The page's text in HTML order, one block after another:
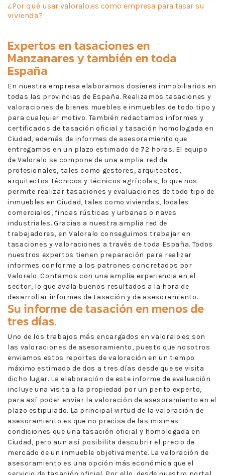
¿Por qué usar valoralo.es como empresa para tasar su
vivienda?
Expertos entasaciones en
Manzanaresy también en toda
España
En nuestra empresa elaboramos dosieres inmobiliarios en
todas las provincias de España. Realizamos tasaciones y
valoraciones de bienes muebles e inmuebles de todo tipo y
para cualquier motivo. También redactamos informes y
certificados de tasación oficial y tasación homologada en
Ciudad, además de informes de asesoramiento que
entregamos en un plazo estimado de 72 horas. El equipo
de Valoralo se compone de una amplia red de
profesionales, tales como gestores, arquitectos,
arquitectos técnicos y técnicos agrícolas, lo que nos
permite realizar tasaciones y evaluaciones de todo tipo de
inmuebles en Ciudad, tales como viviendas, locales
comerciales, fincas rústicas y urbanas o naves
industriales. Gracias a nuestra amplia red de
trabajadores, en Valoralo conseguimos trabajar en
tasaciones y valoraciones a través de toda España. Todos
nuestros expertos tienen preparación para realizar
informes conforme a los patrones concretados por
Valoralo. Contamos con una amplia experiencia en el
sector, lo que avala buenos resultados a la hora de
desarrollar informes de tasación y de asesoramiento.
Su informe de tasación en menos de
tres días.
Uno de los trabajos más encargados en valoralo.es son
las valoraciones de asesoramiento, puesto que nosotros
enviamos estos reportes de valoración en un tiempo
máximo estimado de dos a tres días desde que se visita
dicho lugar. La elaboración de este informe de evaluación
incluye una visita a la propiedad por un perito experto,
para así poder enviar la valoración de asesoramiento en el
plazo estipulado. La principal virtud de la valoración de
asesoramiento es que no precisa de las mismas
condiciones que una tasación oficial y homologada en
Ciudad, pero aun así posibilita descubrir el precio de
mercado de un inmueble objetivamente. La valoración de
asesoramiento es una opción más económica que el